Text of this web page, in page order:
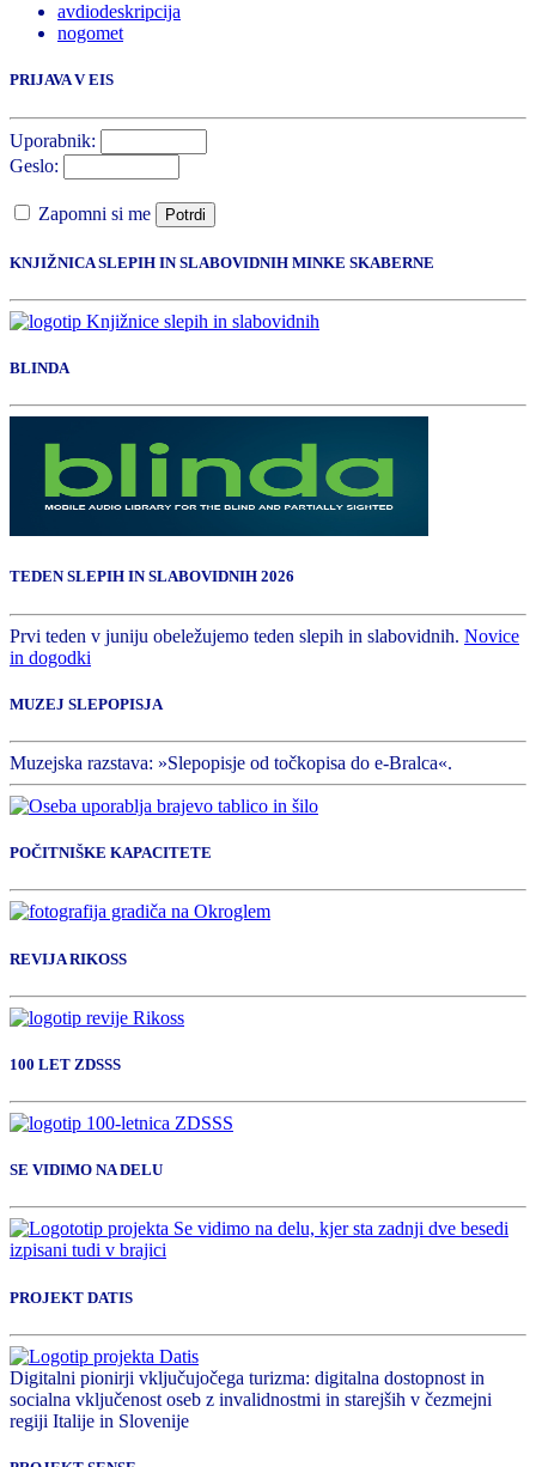
avdiodeskripcija
nogomet
PRIJAVA V EIS
Uporabnik:
Geslo:
Zapomni si me Potrdi
KNJIŽNICA SLEPIH IN SLABOVIDNIH MINKE SKABERNE
BLINDA
TEDEN SLEPIH IN SLABOVIDNIH 2026
Prvi teden v juniju obeležujemo teden slepih in slabovidnih. Novice
in dogodki
MUZEJ SLEPOPISJA
Muzejska razstava: »Slepopisje od točkopisa do e-Bralca«.
POČITNIŠKE KAPACITETE
REVIJA RIKOSS
100 LET ZDSSS
SE VIDIMO NA DELU
PROJEKT DATIS
Digitalni pionirji vključujočega turizma: digitalna dostopnost in
socialna vključenost oseb z invalidnostmi in starejših v čezmejni
regiji Italije in Slovenije